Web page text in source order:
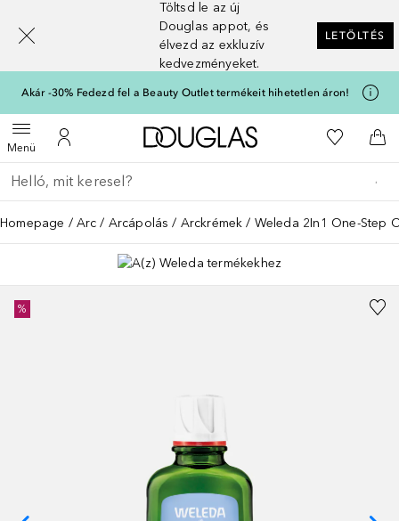
Töltsd le az új
Douglas appot, és
élvezd az exkluzív
kedvezményeket.
LETÖLTÉS
Akár -30% Fedezd fel a Beauty Outlet termékeit hihetetlen áron!
MenüMenü megnyitása
A fiókomhoz
A Douglas Főoldalra
A
Menj vissza
Keresés végrehajtása
Homepage Arc Arcápolás Arckrémek Weleda 2In1 One-Step
%
[navigation.slideout.screenreader]